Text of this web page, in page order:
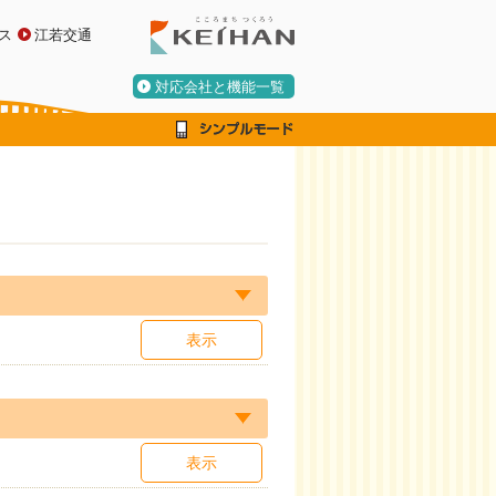
江若交通
対応会社と機能一覧
表示
表示